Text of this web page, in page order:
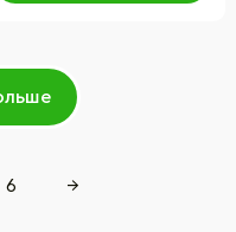
6 →